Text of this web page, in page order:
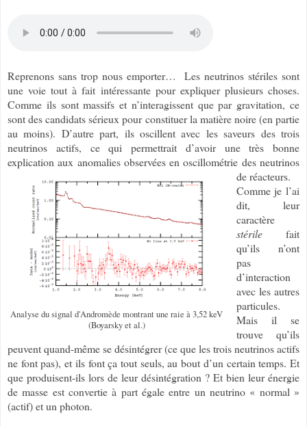
Reprenons sans trop nous emporter… Les neutrinos stériles sont
une voie tout à fait intéressante pour expliquer plusieurs choses.
Comme ils sont massifs et n’interagissent que par gravitation, ce
sont des candidats sérieux pour constituer la matière noire (en partie
au moins). D’autre part, ils oscillent avec les saveurs des trois
neutrinos actifs, ce qui permettrait d’avoir une très bonne
explication aux anomalies observées en oscillométrie des neutrinos
de réacteurs.
Analyse du signal d'Andromède montrant une raie à 3,52 keV
(Boyarsky et al.)
Comme je l’ai
dit, leur
caractère
stérile fait
qu’ils n’ont
pas
d’interaction
avec les autres
particules.
Mais il se
trouve qu’ils
peuvent quand-même se désintégrer (ce que les trois neutrinos actifs
ne font pas), et ils font ça tout seuls, au bout d’un certain temps. Et
que produisent-ils lors de leur désintégration ? Et bien leur énergie
de masse est convertie à part égale entre un neutrino « normal »
(actif) et un photon.